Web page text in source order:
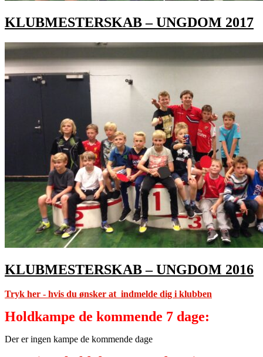
KLUBMESTERSKAB – UNGDOM 2017
KLUBMESTERSKAB – UNGDOM 2016
Tryk her - hvis du ønsker at indmelde dig i klubben
Holdkampe de kommende 7 dage:
Der er ingen kampe de kommende dage